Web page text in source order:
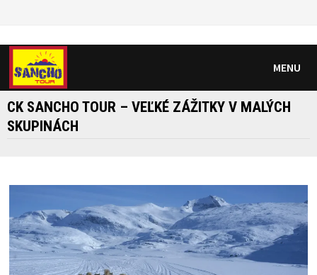
content
MENU
CK SANCHO TOUR – VEĽKÉ ZÁŽITKY V MALÝCH
SKUPINÁCH